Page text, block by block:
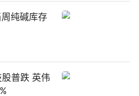
纯碱库存
普跌 英伟